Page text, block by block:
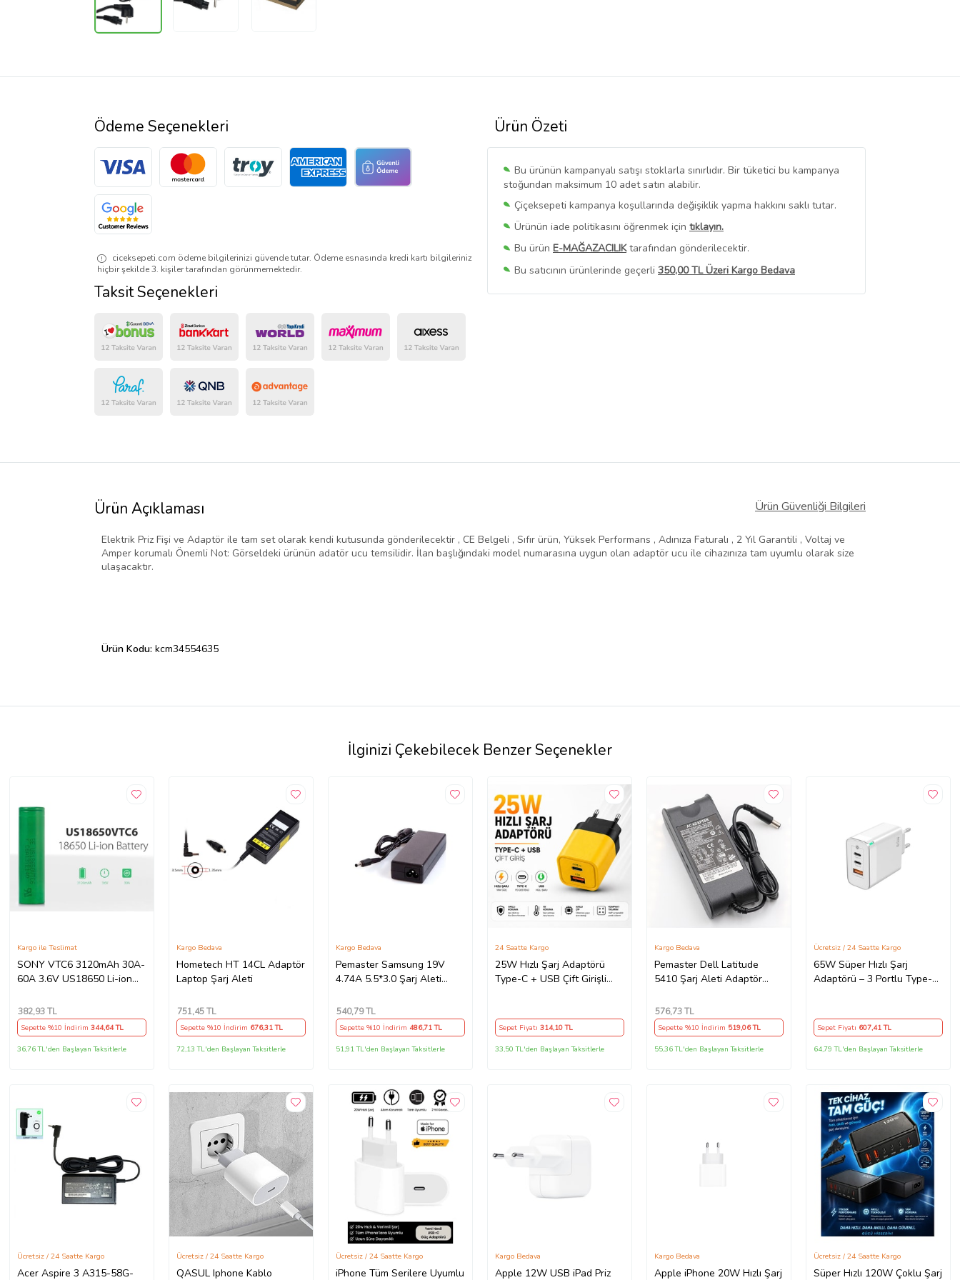
Ürün Özeti
Bu ürünün kampanyalı satışı stoklarla sınırlıdır. Bir tüketici bu kampanya
stoğundan maksimum 10 adet satın alabilir.
Çiçeksepeti kampanya koşullarında değişiklik yapma hakkını saklı tutar.
Ürünün iade politikasını öğrenmek için tıklayın.
Bu ürün E-MAĞAZACILIKtarafından gönderilecektir.
Bu satıcının ürünlerinde geçerli 350,00 TL Üzeri Kargo Bedava
Bu SatıcınınTüm Ürünlerini Görüntüle
Ödeme Seçenekleri
ciceksepeti.com ödeme bilgilerinizi güvende tutar. Ödeme esnasında kredi kartı bilgileriniz
hiçbir şekilde 3. kişiler tarafından görünmemektedir.
Taksit Seçenekleri
Ürün Açıklaması Ürün Güvenliği Bilgileri
Elektrik Priz Fişi ve Adaptör ile tam set olarak kendi kutusunda gönderilecektir , CE Belgeli , Sıfır ürün, Yüksek Performans , Adınıza Faturalı , 2 Yıl Garantili , Voltaj ve
Amper korumalı Önemli Not: Görseldeki ürünün adatör ucu temsilidir. İlan başlığındaki model numarasına uygun olan adaptör ucu ile cihazınıza tam uyumlu olarak size
ulaşacaktır.
Ürün Kodu: kcm34554635
İlginizi Çekebilecek Benzer Seçenekler
SONY VTC6 3120mAh 30A-
60A 3.6V US18650 Li-ion
Kargo ile Teslimat
382,93 TL
Sepette %10 İndirim 344,64 TL
36,76 TL'den Başlayan Taksitlerle
Hometech HT 14CL Adaptör
Laptop Şarj Aleti
Kargo Bedava
751,45 TL
Sepette %10 İndirim 676,31 TL
72,13 TL'den Başlayan Taksitlerle
Pemaster Samsung 19V
4.74A 5.5*3.0 Şarj Aleti
Kargo Bedava
540,79 TL
Sepette %10 İndirim 486,71 TL
51,91 TL'den Başlayan Taksitlerle
25W Hızlı Şarj Adaptörü
Type-C + USB Çift Girişli
24 Saatte Kargo
Sepet Fiyatı 314,10 TL
33,50 TL'den Başlayan Taksitlerle
Pemaster Dell Latitude
5410 Şarj Aleti Adaptör
Kargo Bedava
576,73 TL
Sepette %10 İndirim 519,06 TL
55,36 TL'den Başlayan Taksitlerle
65W Süper Hızlı Şarj
Adaptörü – 3 Portlu Type-C
Cihazı – iPhone, Samsung,
Laptop Uyumlu, 3 Portlu
65W PD + QC Hızlı Şarj
Tipi Şarj Adaptörü – Type-C
PD
Ücretsiz / 24 Saatte Kargo
Sepet Fiyatı 607,41 TL
64,79 TL'den Başlayan Taksitlerle
Acer Aspire 3 A315-58G-
Ücretsiz / 24 Saatte Kargo
QASUL Iphone Kablo
Ücretsiz / 24 Saatte Kargo
iPhone Tüm Serilere Uyumlu
Ücretsiz / 24 Saatte Kargo
Apple 12W USB iPad Priz
Kargo Bedava
Apple iPhone 20W Hızlı Şarj
Kargo Bedava
Süper Hızlı 120W Çoklu Şarj
Ücretsiz / 24 Saatte Kargo